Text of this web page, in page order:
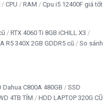
CPU RAM Cpu i5 12400F giá tốt
RTX 4060 Ti 8GB iCHILL X3
R5 340X 2GB GDDR5 cũ
So sánh
Dahua C800A 480GB
SSD
4TB TÍM
HDD LAPTOP 320G CŨ